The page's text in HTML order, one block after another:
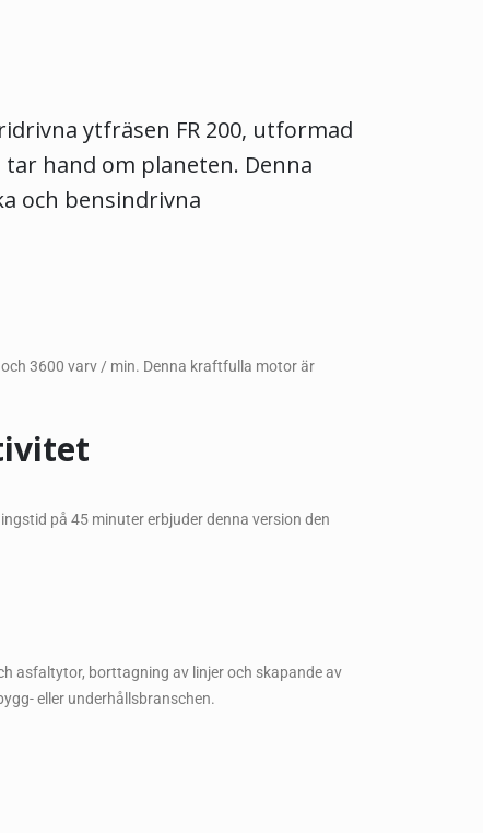
ytfräsen FR 200, utformad
hand om planeten. Denna
och bensindrivna
3600 varv / min. Denna kraftfulla motor är
på 45 minuter erbjuder denna version den
asfaltytor, borttagning av linjer och skapande av
eller underhållsbranschen.